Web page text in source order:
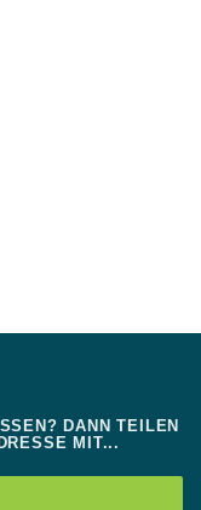
DANN TEILEN
MIT...